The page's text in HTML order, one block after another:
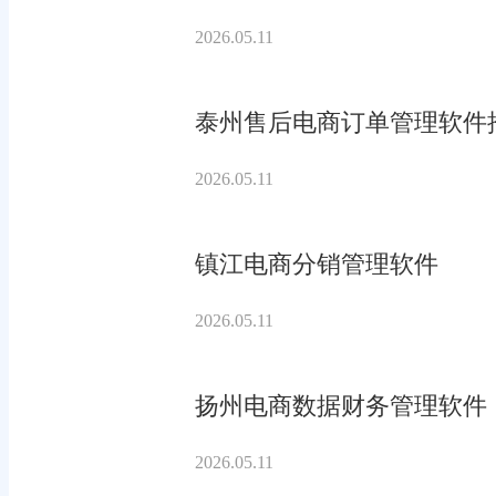
2026.05.11
泰州售后电商订单管理软件
2026.05.11
镇江电商分销管理软件
2026.05.11
扬州电商数据财务管理软件
2026.05.11